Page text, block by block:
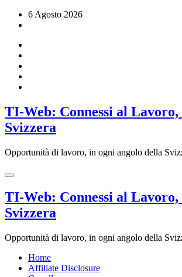
6 Agosto 2026
TI-Web: Connessi al
Svizzera
Opportunità di lavoro, in ogni angolo della
TI-Web: Connessi al
Svizzera
Opportunità di lavoro, in ogni angolo della
Home
Affiliate Disclosure